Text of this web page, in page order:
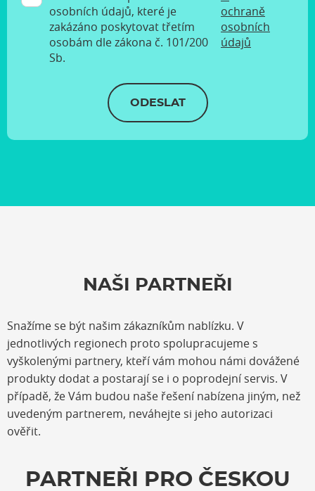
osobních údajů, které je
zakázáno poskytovat třetím
osobám dle zákona č. 101/200
Sb.
ochraně
osobních
údajů
ODESLAT
NAŠI PARTNEŘI
Snažíme se být našim zákazníkům nablízku. V
jednotlivých regionech proto spolupracujeme s
vyškolenými partnery, kteří vám mohou námi dovážené
produkty dodat a postarají se i o poprodejní servis. V
případě, že Vám budou naše řešení nabízena jiným, než
uvedeným partnerem, neváhejte si jeho autorizaci
ověřit.
PARTNEŘI PRO ČESKOU